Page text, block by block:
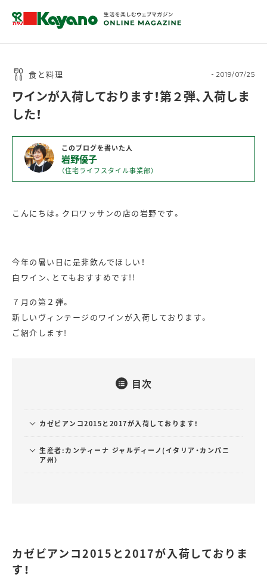
食と料理 2019/07/25
ワインが入荷しております！第２弾、入荷しま
した！
このブログを書いた人
岩野優子
（住宅ライフスタイル事業部）
こんにちは。クロワッサンの店の岩野です。
今年の暑い日に是非飲んでほしい！
白ワイン、とてもおすすめです!!
７月の第２弾。
新しいヴィンテージのワインが入荷しております。
ご紹介します!
目次
カゼビアンコ2015と2017が入荷しております！
生産者:カンティーナ ジャルディーノ(イタリア・カンパニ
ア州）
カゼビアンコ2015と2017が入荷しておりま
す！